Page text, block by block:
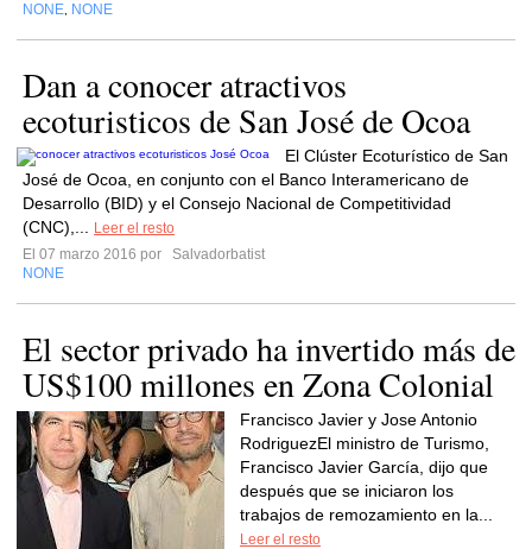
NONE NONE
Dan a conocer atractivos
ecoturisticos de San José de Ocoa
El Clúster Ecoturístico de San
José de Ocoa, en conjunto con el Banco Interamericano de
Desarrollo (BID) y el Consejo Nacional de Competitividad
(CNC),...
Leer el resto
El 07 marzo 2016 por
Salvadorbatist
NONE
El sector privado ha invertido más de
US$100 millones en Zona Colonial
Francisco Javier y Jose Antonio
RodriguezEl ministro de Turismo,
Francisco Javier García, dijo que
después que se iniciaron los
trabajos de remozamiento en la...
Leer el resto